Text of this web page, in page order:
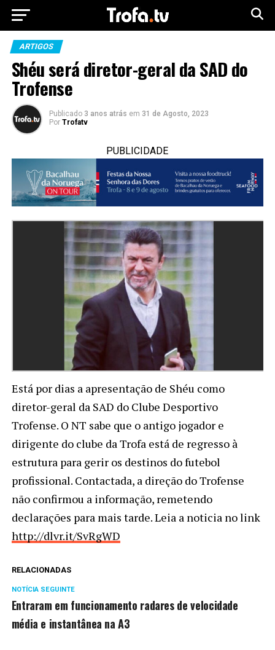
ARTIGOS
Shéu será diretor-geral da SAD do
Trofense
Publicado 3 anos atrás em 31 de Agosto, 2023
Por Trofatv
PUBLICIDADE
Está por dias a apresentação de Shéu como
diretor-geral da SAD do Clube Desportivo
Trofense. O NT sabe que o antigo jogador e
dirigente do clube da Trofa está de regresso à
estrutura para gerir os destinos do futebol
profissional. Contactada, a direção do Trofense
não confirmou a informação, remetendo
declarações para mais tarde. Leia a noticia no link
http://dlvr.it/SvRgWD
RELACIONADAS
NOTÍCIA SEGUINTE
Entraram em funcionamento radares de velocidade
média e instantânea na A3